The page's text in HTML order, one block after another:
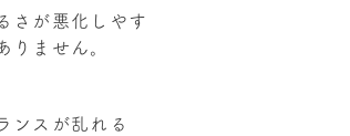
さが悪化しやす
ません。
ンスが乱れる